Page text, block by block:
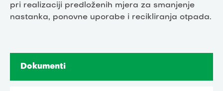
pri realizaciji predloženih mjera za smanjenje
nastanka, ponovne uporabe i recikliranja otpada.
Dokumenti